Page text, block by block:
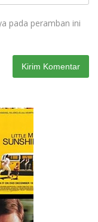
pada peramban ini